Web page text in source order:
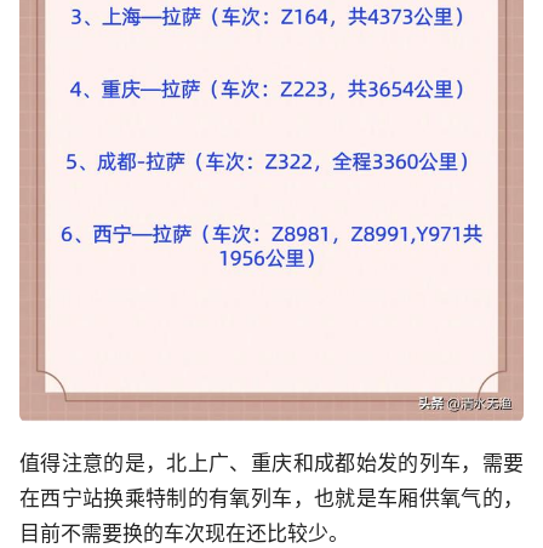
值得注意的是，北上广、重庆和成都始发的列车，需要
在西宁站换乘特制的有氧列车，也就是车厢供氧气的，
目前不需要换的车次现在还比较少。